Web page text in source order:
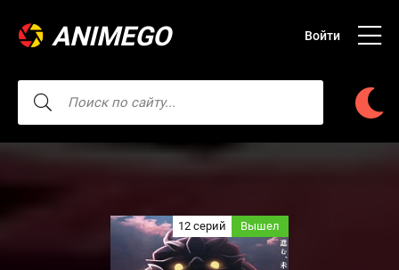
ANIMEGO Войти
12 серий Вышел